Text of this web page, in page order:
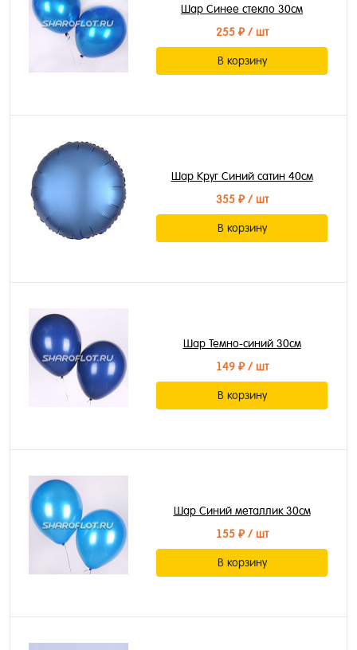
Шар Синее стекло 30см
255 ₽/ шт
В корзину
Шар Круг Синий сатин 40см
355 ₽/ шт
В корзину
Шар Темно-синий 30см
149 ₽/ шт
В корзину
Шар Синий металлик 30см
155 ₽/ шт
В корзину